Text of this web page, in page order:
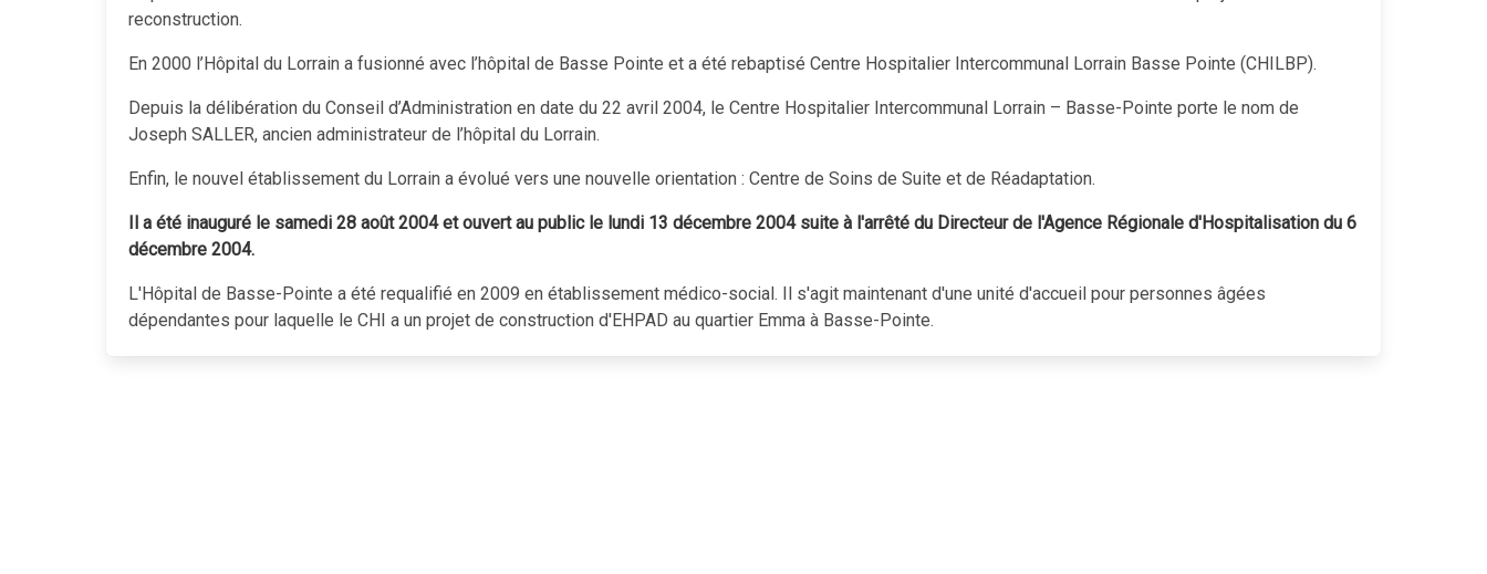
reconstruction.
En 2000 l’Hôpital du Lorrain a fusionné avec l’hôpital de Basse Pointe et a été rebaptisé Centre Hospitalier Intercommunal Lorrain Basse Pointe (CHILBP).
Depuis la délibération du Conseil d’Administration en date du 22 avril 2004, le Centre Hospitalier Intercommunal Lorrain – Basse-Pointe porte le nom de
Joseph SALLER, ancien administrateur de l’hôpital du Lorrain.
Enfin, le nouvel établissement du Lorrain a évolué vers une nouvelle orientation : Centre de Soins de Suite et de Réadaptation.
Il a été inauguré le samedi 28 août 2004 et ouvert au public le lundi 13 décembre 2004 suite à l'arrêté du Directeur de l'Agence Régionale d'Hospitalisation du 6
décembre 2004.
L'Hôpital de Basse-Pointe a été requalifié en 2009 en établissement médico-social. Il s'agit maintenant d'une unité d'accueil pour personnes âgées
dépendantes pour laquelle le CHI a un projet de construction d'EHPAD au quartier Emma à Basse-Pointe.